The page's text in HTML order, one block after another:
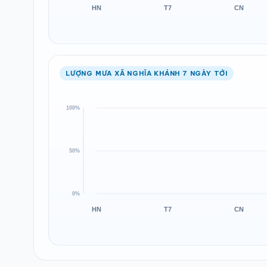
LƯỢNG MƯA XÃ NGHĨA KHÁNH 7 NGÀY TỚI